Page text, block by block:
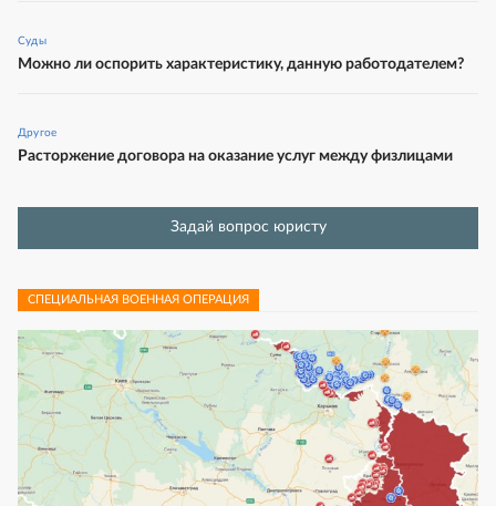
Суды
Можно ли оспорить характеристику, данную работодателем?
Другое
Расторжение договора на оказание услуг между физлицами
Задай вопрос юристу
СПЕЦИАЛЬНАЯ ВОЕННАЯ ОПЕРАЦИЯ